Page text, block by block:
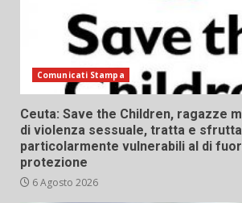
Comunicati Stampa
Ceuta: Save the Children, ragazze
di violenza sessuale, tratta e
particolarmente vulnerabili al di
protezione
6 Agosto 2026